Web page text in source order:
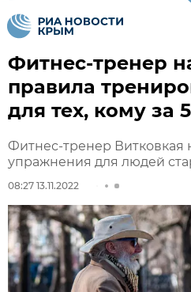
Фитнес-тренер
правила
для тех, кому за
Фитнес-тренер Витковкая
упражнения для людей
08:27 13.11.2022